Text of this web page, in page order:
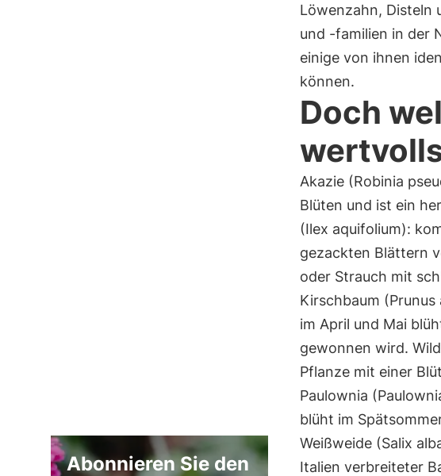
Abonnieren Sie den
Löwenzahn, Disteln
und -familien in der
einige von ihnen
können.
Doch
Akazie (Robinia
Blüten und ist ein
(Ilex aquifolium):
gezackten Blättern
oder Strauch mit
Kirschbaum
im April und Mai
gewonnen wird.
Pflanze mit einer
Paulownia
blüht im
Weißweide (Salix
Italien verbreiteter